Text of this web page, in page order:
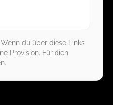
du über diese Links
Provision. Für dich